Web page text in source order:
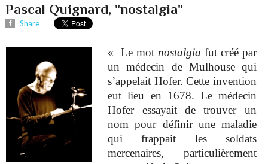
Pascal Quignard, "nostalgia"
Share
« Le mot nostalgia fut créé par
un médecin de Mulhouse qui
s’appelait Hofer. Cette invention
eut lieu en 1678. Le médecin
Hofer essayait de trouver un
nom pour définir une maladie
qui frappait les soldats
mercenaires, particulièrement